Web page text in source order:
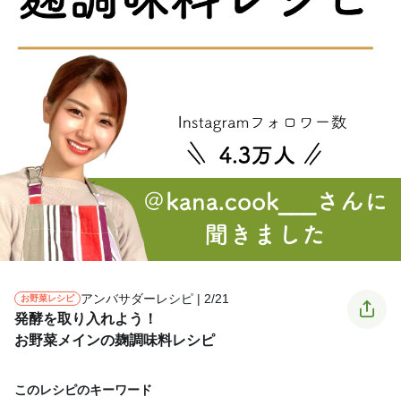
お野菜レシピ アンバサダーレシピ | 2/21
発酵を取り入れよう！
お野菜メインの麹調味料レシピ
このレシピのキーワード